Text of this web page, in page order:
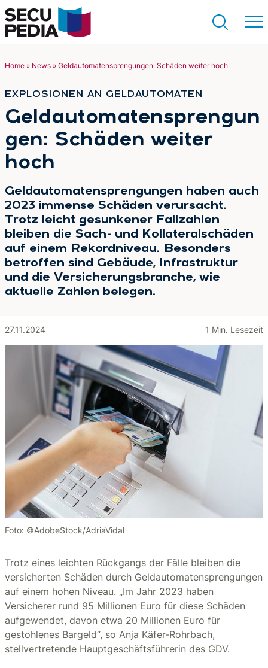
Suchen
Home » News » Geldautomatensprengungen: Schäden weiter hoch
EXPLOSIONEN AN GELDAUTOMATEN
:
Geldautomatensprengun
gen: Schäden weiter
hoch
Geldautomatensprengungen haben auch
2023 immense Schäden verursacht.
Trotz leicht gesunkener Fallzahlen
bleiben die Sach- und Kollateralschäden
auf einem Rekordniveau. Besonders
betroffen sind Gebäude, Infrastruktur
und die Versicherungsbranche, wie
aktuelle Zahlen belegen.
27.11.2024 1 Min. Lesezeit
Foto: ©AdobeStock/AdriaVidal
Trotz eines leichten Rückgangs der Fälle bleiben die
versicherten Schäden durch Geldautomatensprengungen
auf einem hohen Niveau. „Im Jahr 2023 haben
Versicherer rund 95 Millionen Euro für diese Schäden
aufgewendet, davon etwa 20 Millionen Euro für
gestohlenes Bargeld“, so Anja Käfer-Rohrbach,
stellvertretende Hauptgeschäftsführerin des GDV.